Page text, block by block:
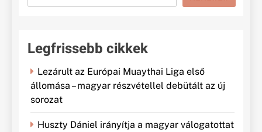
Legfrissebb cikkek
Lezárult az Európai Muaythai Liga első
állomása – magyar részvétellel debütált az új
sorozat
Huszty Dániel irányítja a magyar válogatottat